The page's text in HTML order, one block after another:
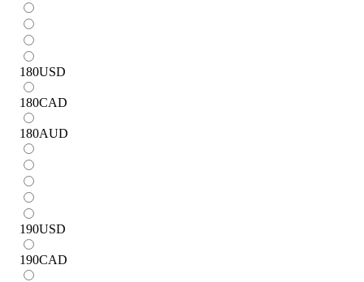
180USD
180CAD
180AUD
190USD
190CAD